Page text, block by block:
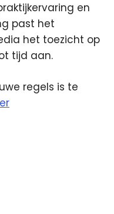
en
past het
het toezicht op
tijd aan.
regels is te